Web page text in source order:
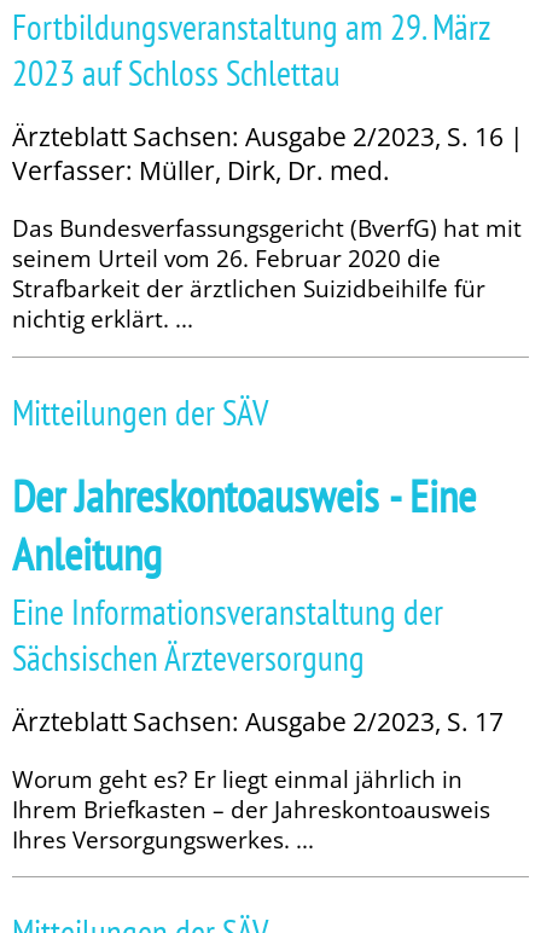
Fortbildungsveranstaltung am 29. März
2023 auf Schloss Schlettau
Ärzteblatt Sachsen: Ausgabe 2/2023, S. 16 |
Verfasser: Müller, Dirk, Dr. med.
Das Bundesverfassungsgericht (BverfG) hat mit
seinem Urteil vom 26. Februar 2020 die
Strafbarkeit der ärztlichen Suizidbeihilfe für
nichtig erklärt. ...
Mitteilungen der SÄV
Der Jahreskontoausweis - Eine
Anleitung
Eine Informationsveranstaltung der
Sächsischen Ärzteversorgung
Ärzteblatt Sachsen: Ausgabe 2/2023, S. 17
Worum geht es? Er liegt einmal jährlich in
Ihrem Briefkasten – der Jahreskontoausweis
Ihres Versorgungswerkes. ...